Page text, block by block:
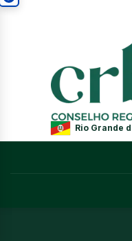
Rio Grande